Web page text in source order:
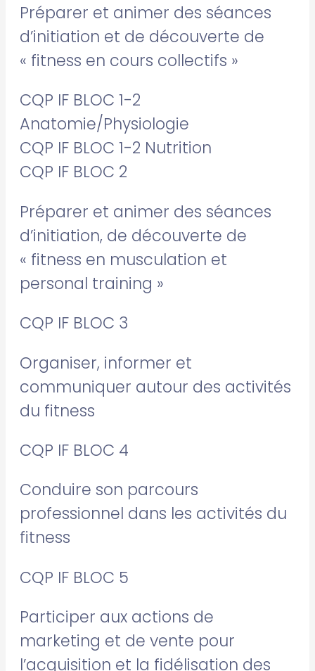
Préparer et animer des séances
d’initiation et de découverte de
« fitness en cours collectifs »
CQP IF BLOC 1-2
Anatomie/Physiologie
CQP IF BLOC 1-2 Nutrition
CQP IF BLOC 2
Préparer et animer des séances
d’initiation, de découverte de
« fitness en musculation et
personal training »
CQP IF BLOC 3
Organiser, informer et
communiquer autour des activités
du fitness
CQP IF BLOC 4
Conduire son parcours
professionnel dans les activités du
fitness
CQP IF BLOC 5
Participer aux actions de
marketing et de vente pour
l’acquisition et la fidélisation des